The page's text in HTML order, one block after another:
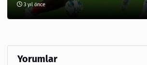
3 yıl önce
Yorumlar